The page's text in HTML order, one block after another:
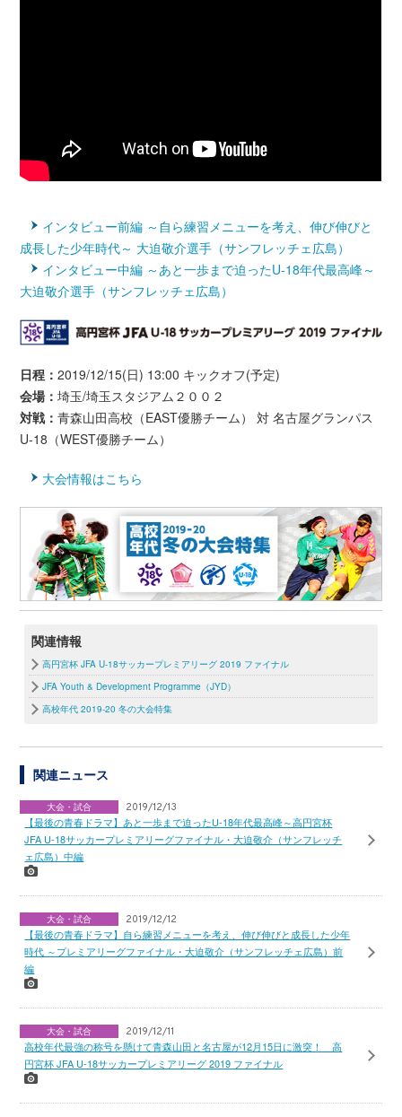
インタビュー前編 ～自ら練習メニューを考え、伸び伸びと
成長した少年時代～ 大迫敬介選手（サンフレッチェ広島）
インタビュー中編 ～あと一歩まで迫ったU-18年代最高峰～
大迫敬介選手（サンフレッチェ広島）
日程：2019/12/15(日) 13:00 キックオフ(予定)
会場：埼玉/埼玉スタジアム２００２
対戦：青森山田高校（EAST優勝チーム） 対 名古屋グランパス
U-18（WEST優勝チーム）
大会情報はこちら
関連情報
高円宮杯 JFA U-18サッカープレミアリーグ 2019 ファイナル
JFA Youth & Development Programme（JYD）
高校年代 2019-20 冬の大会特集
関連ニュース
大会・試合 2019/12/13
【最後の青春ドラマ】あと一歩まで迫ったU-18年代最高峰～高円宮杯
JFA U-18サッカープレミアリーグファイナル・大迫敬介（サンフレッチ
ェ広島）中編
大会・試合 2019/12/12
【最後の青春ドラマ】自ら練習メニューを考え、伸び伸びと成長した少年
時代 ～プレミアリーグファイナル・大迫敬介（サンフレッチェ広島）前
編
大会・試合 2019/12/11
高校年代最強の称号を懸けて青森山田と名古屋が12月15日に激突！ 高
円宮杯 JFA U-18サッカープレミアリーグ 2019 ファイナル